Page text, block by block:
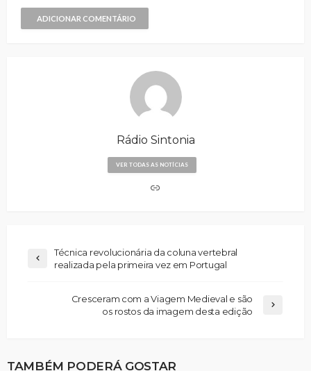
ADICIONAR COMENTÁRIO
Rádio Sintonia
VER TODAS AS NOTÍCIAS
Técnica revolucionária da coluna vertebral
realizada pela primeira vez em Portugal
Cresceram com a Viagem Medieval e são
os rostos da imagem desta edição
TAMBÉM PODERÁ GOSTAR